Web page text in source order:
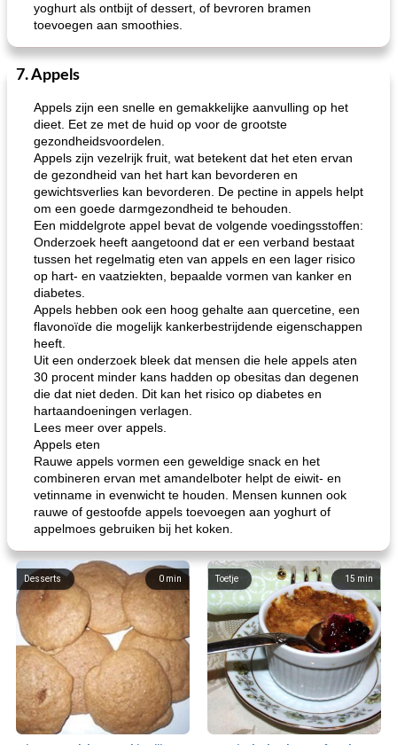
yoghurt als ontbijt of dessert, of bevroren bramen
toevoegen aan smoothies.
7. Appels
Appels zijn een snelle en gemakkelijke aanvulling op het
dieet. Eet ze met de huid op voor de grootste
gezondheidsvoordelen.
Appels zijn vezelrijk fruit, wat betekent dat het eten ervan
de gezondheid van het hart kan bevorderen en
gewichtsverlies kan bevorderen. De pectine in appels helpt
om een ​​goede darmgezondheid te behouden.
Een middelgrote appel bevat de volgende voedingsstoffen:
Onderzoek heeft aangetoond dat er een verband bestaat
tussen het regelmatig eten van appels en een lager risico
op hart- en vaatziekten, bepaalde vormen van kanker en
diabetes.
Appels hebben ook een hoog gehalte aan quercetine, een
flavonoïde die mogelijk kankerbestrijdende eigenschappen
heeft.
Uit een onderzoek bleek dat mensen die hele appels aten
30 procent minder kans hadden op obesitas dan degenen
die dat niet deden. Dit kan het risico op diabetes en
hartaandoeningen verlagen.
Lees meer over appels.
Appels eten
Rauwe appels vormen een geweldige snack en het
combineren ervan met amandelboter helpt de eiwit- en
vetinname in evenwicht te houden. Mensen kunnen ook
rauwe of gestoofde appels toevoegen aan yoghurt of
appelmoes gebruiken bij het koken.
0 min
Desserts 15 min
Toetje